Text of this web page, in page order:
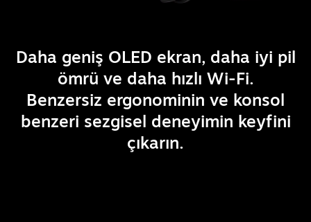
Daha geniş OLED ekran, daha iyi pil
ömrü ve daha hızlı Wi-Fi.
Benzersiz ergonominin ve konsol
benzeri sezgisel deneyimin keyfini
çıkarın.